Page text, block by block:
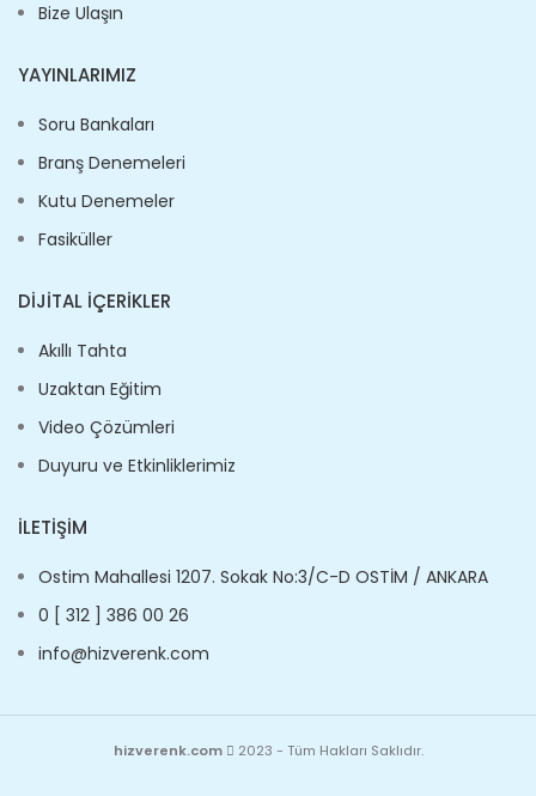
Bize Ulaşın
YAYINLARIMIZ
Soru Bankaları
Branş Denemeleri
Kutu Denemeler
Fasiküller
DIJITAL İÇERIKLER
Akıllı Tahta
Uzaktan Eğitim
Video Çözümleri
Duyuru ve Etkinliklerimiz
İLETIŞIM
Ostim Mahallesi 1207. Sokak No:3/C-D OSTİM / ANKARA
0 [ 312 ] 386 00 26
info@hizverenk.com
hizverenk.com 2023 - Tüm Hakları Saklıdır.